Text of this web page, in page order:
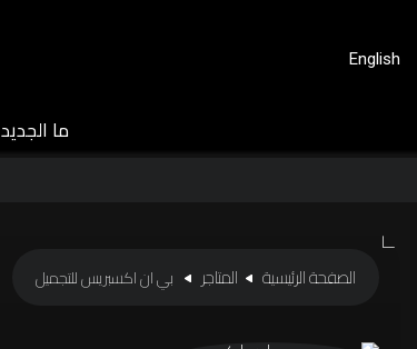
English
ﻣﺎ اﻟﺠﺪﻳﺪ
الصفحة الرئيسية المتاجر بي ان اكسبريس للتجميل